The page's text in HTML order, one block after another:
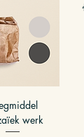
werk